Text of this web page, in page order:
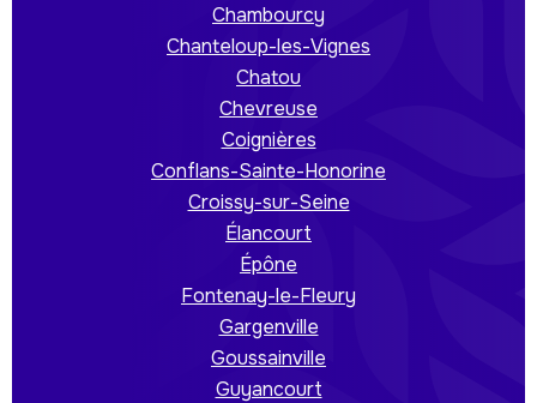
Chambourcy
Chanteloup-les-Vignes
Chatou
Chevreuse
Coignières
Conflans-Sainte-Honorine
Croissy-sur-Seine
Élancourt
Épône
Fontenay-le-Fleury
Gargenville
Goussainville
Guyancourt